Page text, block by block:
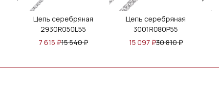
Цепь серебряная
2930R050L55
7 615 ₽15 540₽
Цепь серебряная
3001R080P55
15 097 ₽30 810₽